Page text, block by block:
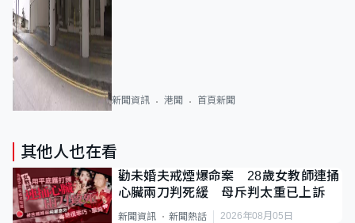
新聞資訊 港聞 首頁新聞
其他人也在看
勸未婚夫戒煙爆命案 28歲女教師連捅
心臟兩刀判死緩 母斥判太重已上訴
新聞資訊 新聞熱話 2026年08月05日